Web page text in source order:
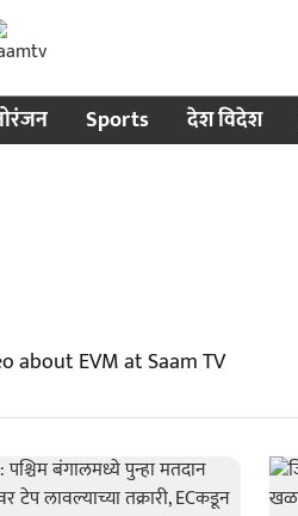
Sports देश विदेश
about EVM at Saam TV